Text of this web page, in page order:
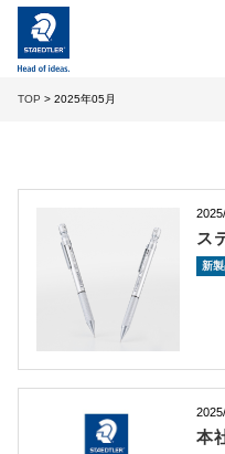
TOP > 2025年05月
ス
新
本